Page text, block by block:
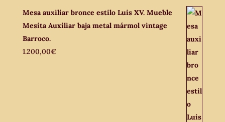
Mesa auxiliar bronce estilo Luis XV. Mueble
Mesita Auxiliar baja metal mármol vintage
Barroco.
1.200,00€